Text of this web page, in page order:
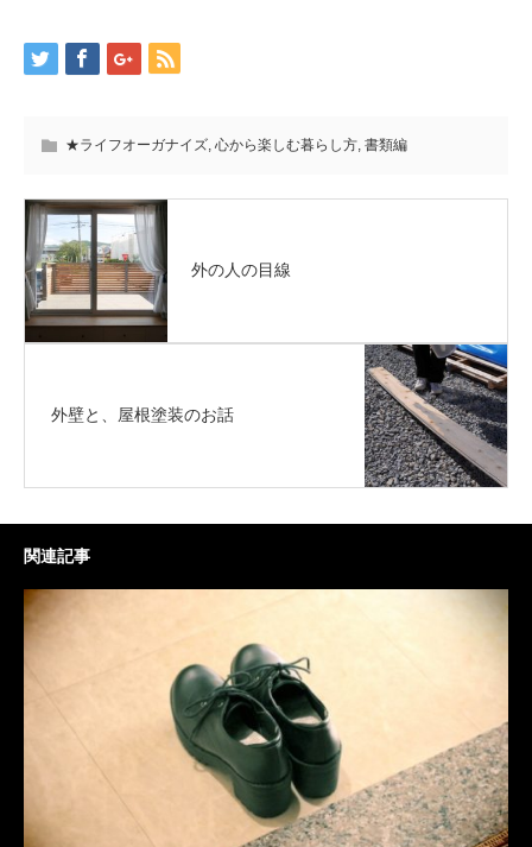
★ライフオーガナイズ, 心から楽しむ暮らし方, 書類編
外の人の目線
外壁と、屋根塗装のお話
関連記事